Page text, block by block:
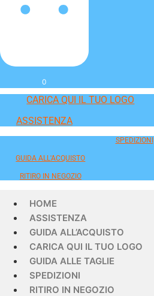
0
CARICA QUI IL TUO LOGO
ASSISTENZA
SPEDIZIONI
GUIDA ALL'ACQUISTO
RITIRO IN NEGOZIO
HOME
ASSISTENZA
GUIDA ALL’ACQUISTO
CARICA QUI IL TUO LOGO
GUIDA ALLE TAGLIE
SPEDIZIONI
RITIRO IN NEGOZIO